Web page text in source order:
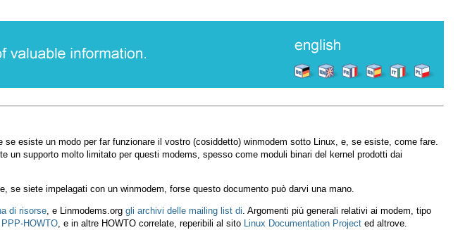
esiste un modo per far funzionare il vostro (cosiddetto) winmodem sotto Linux, e, se esiste, come fare.
un supporto molto limitato per questi modems, spesso come moduli binari del kernel prodotti dai
se siete impelagati con un winmodem, forse questo documento può darvi una mano.
di risorse, e Linmodems.org gli archivi delle mailing list di. Argomenti più generali relativi ai modem, tipo
PPP-HOWTO, e in altre HOWTO correlate, reperibili al sito Linux Documentation Project ed altrove.